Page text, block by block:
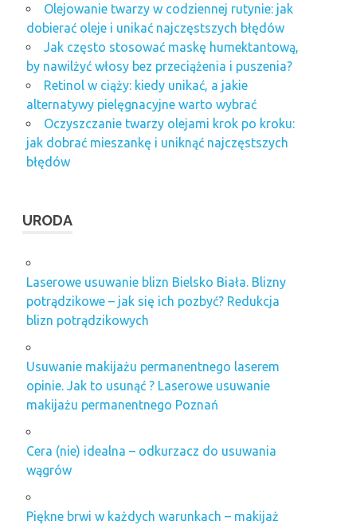
Olejowanie twarzy w codziennej rutynie: jak
dobierać oleje i unikać najczęstszych błędów
Jak często stosować maskę humektantową,
by nawilżyć włosy bez przeciążenia i puszenia?
Retinol w ciąży: kiedy unikać, a jakie
alternatywy pielęgnacyjne warto wybrać
Oczyszczanie twarzy olejami krok po kroku:
jak dobrać mieszankę i uniknąć najczęstszych
błędów
URODA
Laserowe usuwanie blizn Bielsko Biała. Blizny
potrądzikowe – jak się ich pozbyć? Redukcja
blizn potrądzikowych
Usuwanie makijażu permanentnego laserem
opinie. Jak to usunąć ? Laserowe usuwanie
makijażu permanentnego Poznań
Cera (nie) idealna – odkurzacz do usuwania
wągrów
Piękne brwi w każdych warunkach – makijaż